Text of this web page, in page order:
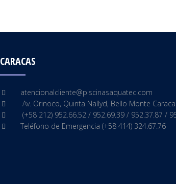
CARACAS
atencionalcliente@piscinasaquatec.com
Av. Orinoco, Quinta Nallyd, Bello Monte
(+58 212) 952.66.52 / 952.69.39 / 952.37.87 /
Teléfono de Emergencia (+58 414) 324.67.76